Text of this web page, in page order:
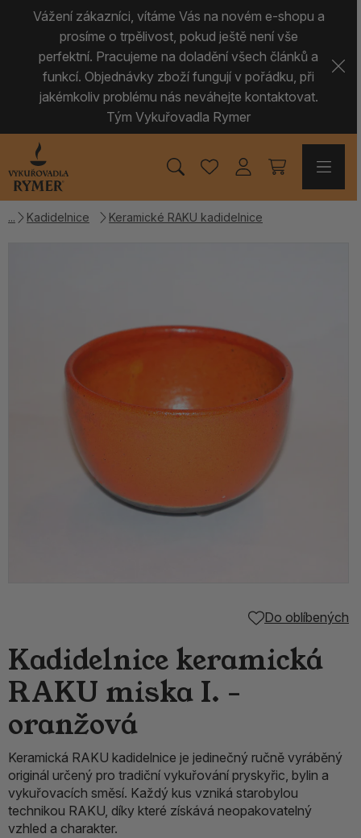
Vážení zákazníci, vítáme Vás na novém e-shopu a
prosíme o trpělivost, pokud ještě není vše
perfektní. Pracujeme na doladění všech článků a
funkcí. Objednávky zboží fungují v pořádku, při
jakémkoliv problému nás neváhejte kontaktovat.
Tým Vykuřovadla Rymer
Kadidelnice Keramické RAKU kadidelnice
Do oblíbených
Kadidelnice keramická
RAKU miska I. -
oranžová
Keramická RAKU kadidelnice je jedinečný ručně vyráběný
originál určený pro tradiční vykuřování pryskyřic, bylin a
vykuřovacích směsí. Každý kus vzniká starobylou
technikou RAKU, díky které získává neopakovatelný
vzhled a charakter.